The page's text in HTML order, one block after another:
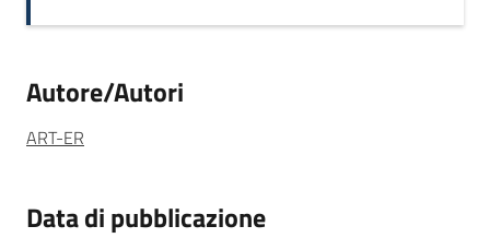
Autore/Autori
ART-ER
Data di pubblicazione